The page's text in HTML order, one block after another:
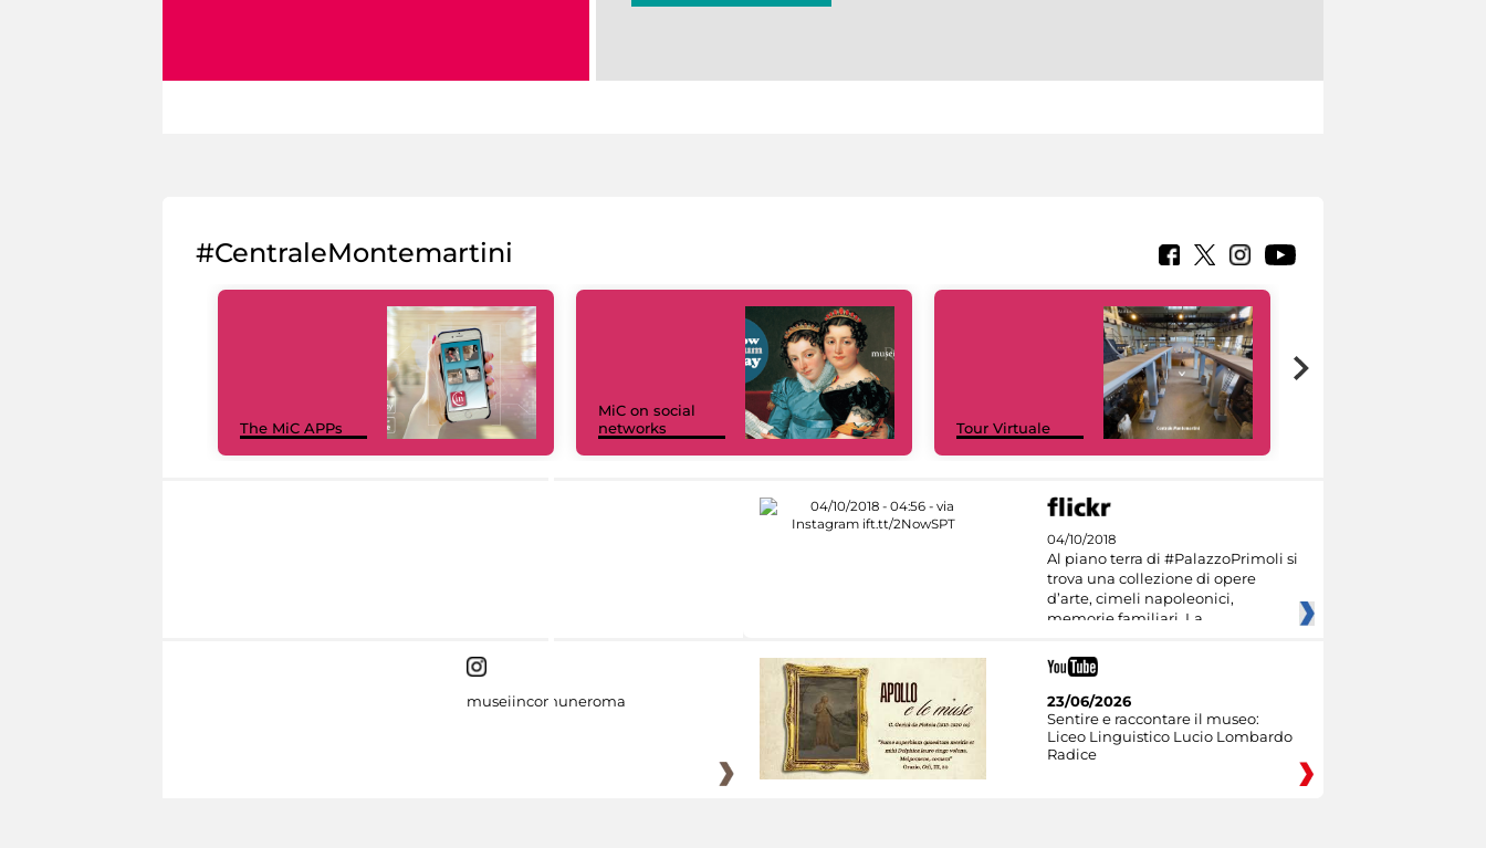
#CentraleMontemartini
The MiC APPs
MiC on social
networks
Tour Virtuale
04/10/2018
Al piano terra di #PalazzoPrimoli si
trova una collezione di opere
d’arte, cimeli napoleonici,
memorie familiari. La
museiincomuneroma
23/06/2026
Sentire e raccontare il museo:
Liceo Linguistico Lucio Lombardo
Radice